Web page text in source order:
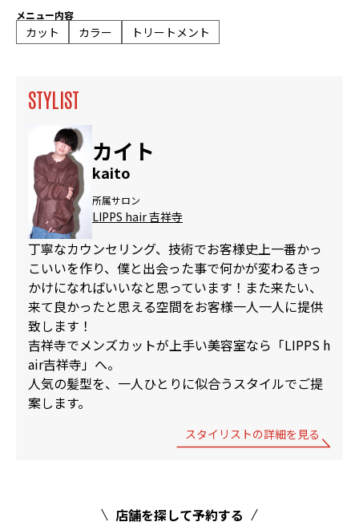
メニュー内容
カット カラー トリートメント
STYLIST
カイト
kaito
所属サロン
LIPPS hair 吉祥寺
丁寧なカウンセリング、技術でお客様史上一番かっ
こいいを作り、僕と出会った事で何かが変わるきっ
かけになればいいなと思っています！また来たい、
来て良かったと思える空間をお客様一人一人に提供
致します！
吉祥寺でメンズカットが上手い美容室なら「LIPPS h
air吉祥寺」へ。
人気の髪型を、一人ひとりに似合うスタイルでご提
案します。
スタイリストの詳細を見る
店舗を探して予約する